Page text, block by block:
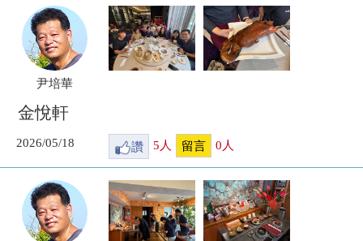
尹培華
金悅軒
2026/05/18 讚 5人 留言 0人